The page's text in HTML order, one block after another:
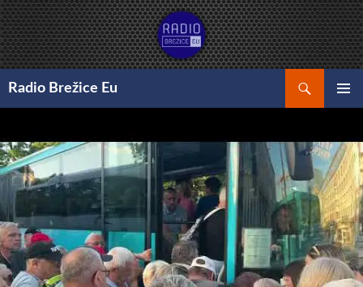
Preskoči
na
vsebino
Radio Brežice Eu